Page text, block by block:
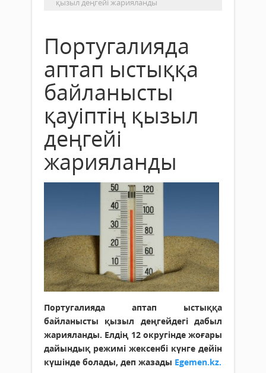
қызыл деңгейі жарияланды
Португалияда
аптап ыстыққа
байланысты
қауіптің қызыл
деңгейі
жарияланды
Португалияда аптап ыстыққа
байланысты қызыл деңгейдегі дабыл
жарияланды. Елдің 12 округінде жоғары
дайындық режимі жексенбі күнге дейін
күшінде болады, деп жазады Egemen.kz.